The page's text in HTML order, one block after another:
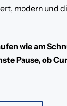
modern und
wie am
Pause, ob